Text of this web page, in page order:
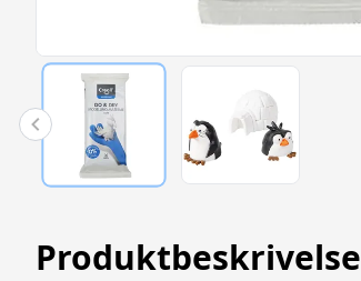
Produktbeskrivelse